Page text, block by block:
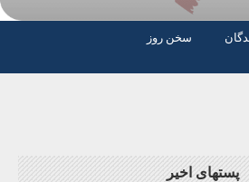
سخن روز
پستهای اخیر